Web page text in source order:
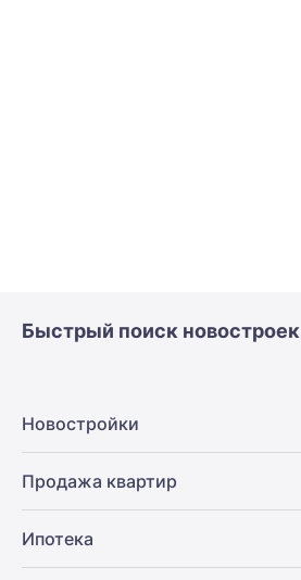
Быстрый поиск новостроек
Новостройки
Продажа квартир
Ипотека